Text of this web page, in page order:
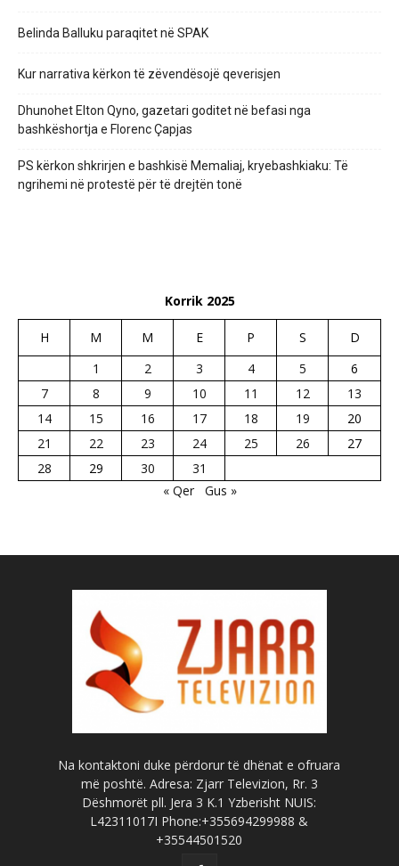
Belinda Balluku paraqitet në SPAK
Kur narrativa kërkon të zëvendësojë qeverisjen
Dhunohet Elton Qyno, gazetari goditet në befasi nga
bashkëshortja e Florenc Çapjas
PS kërkon shkrirjen e bashkisë Memaliaj, kryebashkiaku: Të
ngrihemi në protestë për të drejtën tonë
Korrik 2025
H M M E P S
D
1
2 3 4 5
6
7
8 9 10 11 12
13
14
15 16 17 18 19
20
21
22 23 24 25 26
27
28
29 30
31
« Qer
Gus »
Na kontaktoni duke përdorur të dhënat e ofruara
më poshtë. Adresa: Zjarr Televizion, Rr. 3
Dëshmorët pll. Jera 3 K.1 Yzberisht NUIS:
L42311017I Phone:+355694299988 &
+35544501520